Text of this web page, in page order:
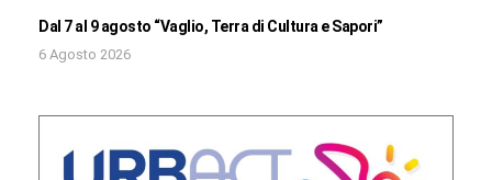
Dal 7 al 9 agosto “Vaglio, Terra di Cultura e Sapori”
6 Agosto 2026